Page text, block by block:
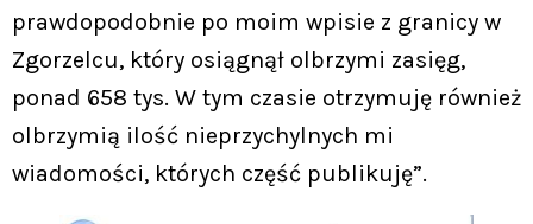
prawdopodobnie po moim wpisie z granicy w
Zgorzelcu, który osiągnął olbrzymi zasięg,
ponad 658 tys. W tym czasie otrzymuję również
olbrzymią ilość nieprzychylnych mi
wiadomości, których część publikuję”.